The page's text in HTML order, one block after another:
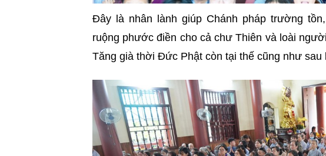
Đây là nhân lành giúp Chánh pháp trường
ruộng phước điền cho cả chư Thiên và loài
Tăng già thời Đức Phật còn tại thế cũng như sau